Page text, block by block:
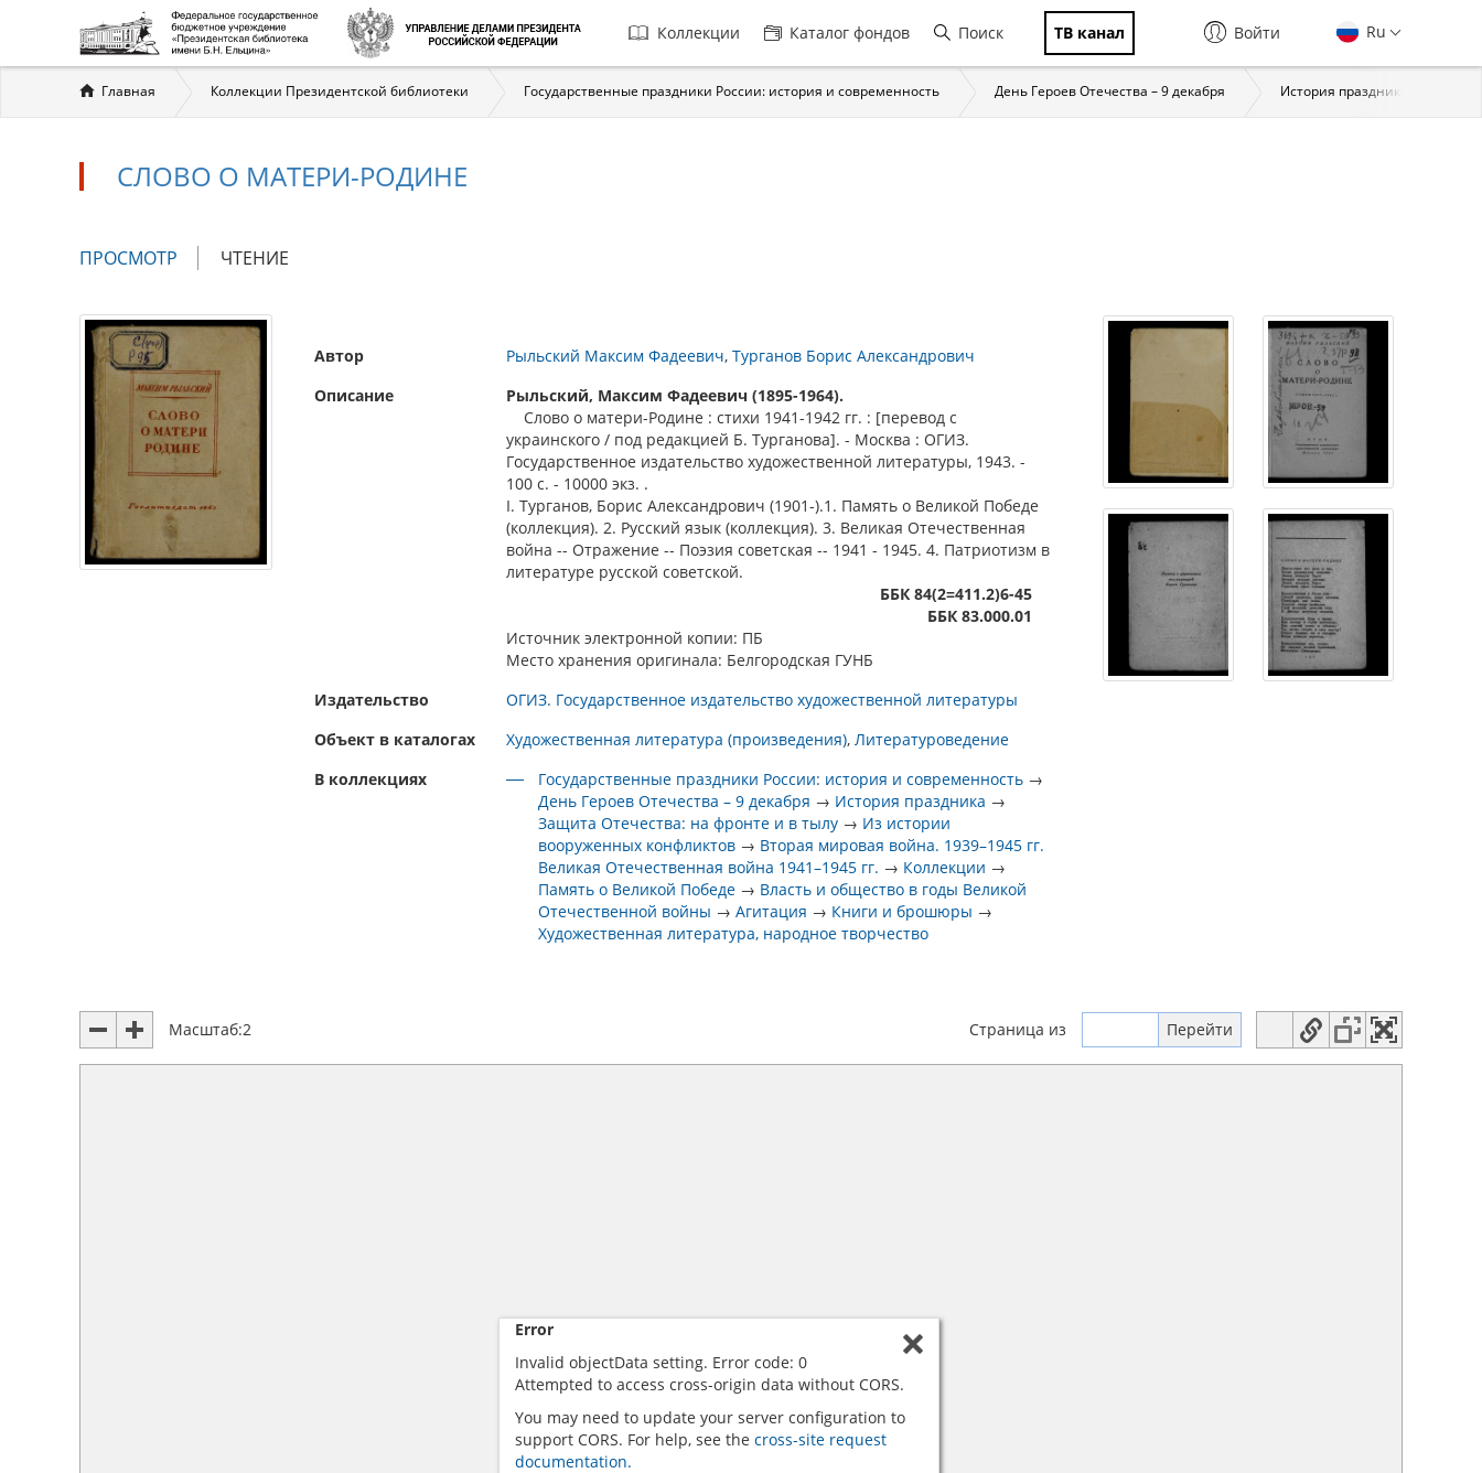
Главная
навигация
Коллекции Каталог фондов Поиск ТВ канал Ru
Войти
Вы
здесь
Главная Коллекции Президентской библиотеки Государственные праздники России: история и современность День Героев Отечества – 9 декабря История праздника
СЛОВО О МАТЕРИ-РОДИНЕ
Главные
ПРОСМОТР (АКТИВНАЯ
ЧТЕНИЕ
Автор Рыльский Максим Фадеевич Турганов Борис Александрович
Описание
Рыльский, Максим Фадеевич (1895-1964).
Слово о матери-Родине : стихи 1941-1942 гг. : [перевод с
украинского / под редакцией Б. Турганова]. - Москва : ОГИЗ.
Государственное издательство художественной литературы, 1943. -
100 с. - 10000 экз. .
I. Турганов, Борис Александрович (1901-).1. Память о Великой Победе
(коллекция). 2. Русский язык (коллекция). 3. Великая Отечественная
война -- Отражение -- Поэзия советская -- 1941 - 1945. 4. Патриотизм в
литературе русской советской.
ББК 84(2=411.2)6-45
ББК 83.000.01
Источник электронной копии: ПБ
Место хранения оригинала: Белгородская ГУНБ
Издательство
ОГИЗ. Государственное издательство художественной литературы
Объект в каталогах
Художественная литература (произведения) Литературоведение
В коллекциях
Государственные праздники России: история и современность →
День Героев Отечества – 9 декабря → История праздника →
Защита Отечества: на фронте и в тылу → Из истории
вооруженных конфликтов → Вторая мировая война. 1939–1945 гг.
Великая Отечественная война 1941–1945 гг. → Коллекции →
Память о Великой Победе → Власть и общество в годы Великой
Отечественной войны →Агитация → Книги и брошюры →
Художественная литература, народное творчество
Масштаб:2 Страница из
Error
Invalid objectData setting. Error code: 0
Attempted to access cross-origin data without CORS.
You may need to update your server configuration to
support CORS. For help, see the cross-site request
documentation.